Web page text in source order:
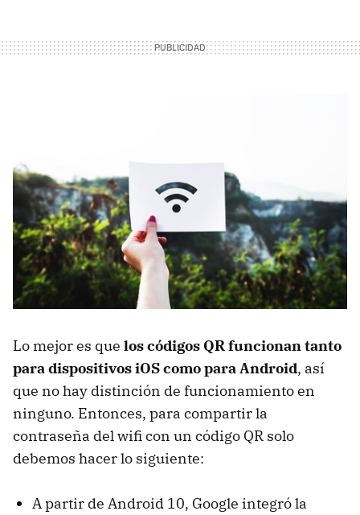
Lo mejor es que los códigos QR funcionan tanto
para dispositivos iOS como para Android, así
que no hay distinción de funcionamiento en
ninguno. Entonces, para compartir la
contraseña del wifi con un código QR solo
debemos hacer lo siguiente:
A partir de Android 10, Google integró la